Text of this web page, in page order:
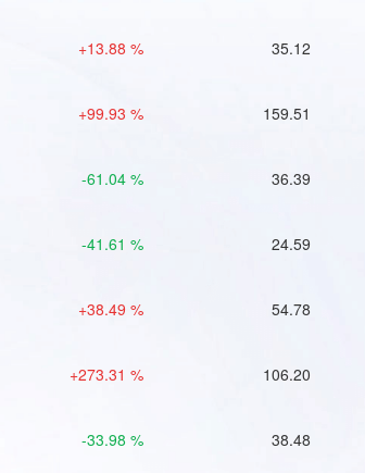
+13.88 % 35.12
+99.93 % 159.51
-61.04 % 36.39
-41.61 % 24.59
+38.49 % 54.78
+273.31 % 106.20
-33.98 % 38.48